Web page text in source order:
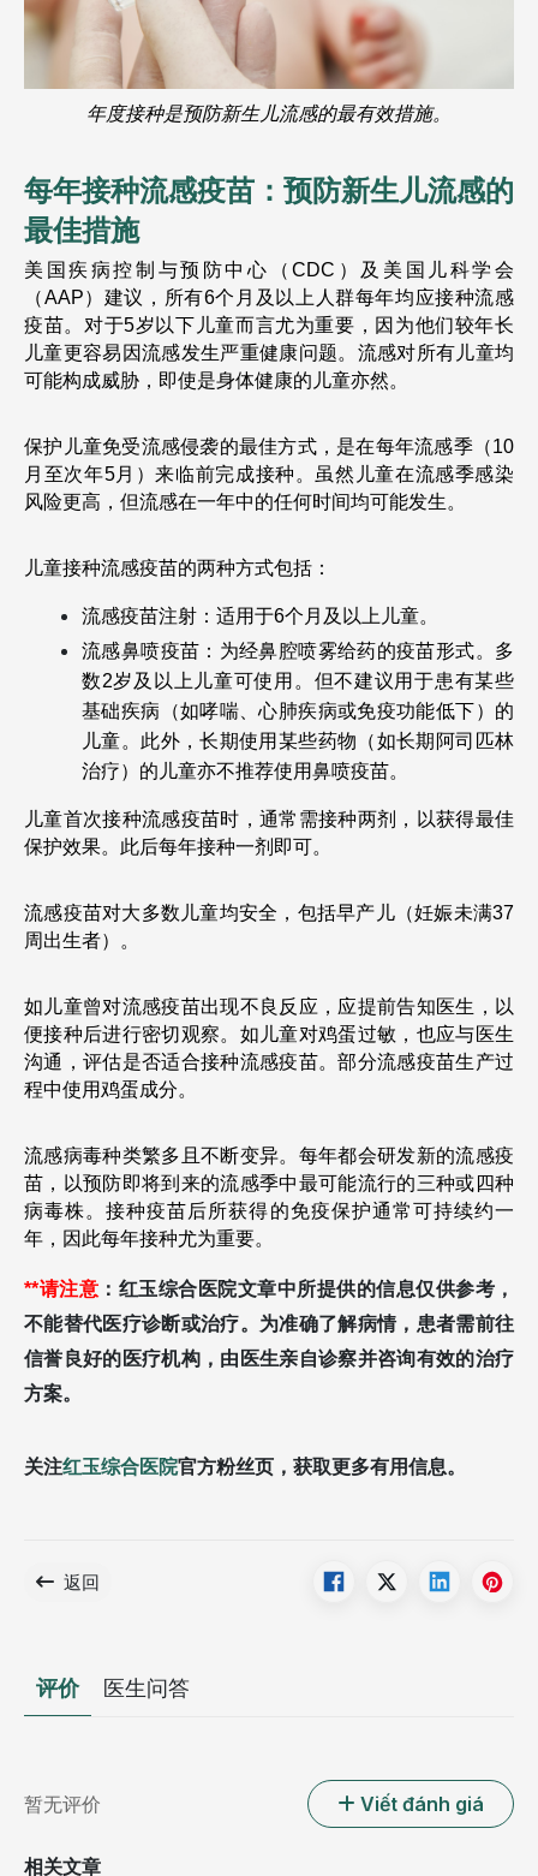
年度接种是预防新生儿流感的最有效措施。
每年接种流感疫苗：预防新生儿流感的
最佳措施
美国疾病控制与预防中心（CDC）及美国儿科学会
（AAP）建议，所有6个月及以上人群每年均应接种流感
疫苗。对于5岁以下儿童而言尤为重要，因为他们较年长
儿童更容易因流感发生严重健康问题。流感对所有儿童均
可能构成威胁，即使是身体健康的儿童亦然。
保护儿童免受流感侵袭的最佳方式，是在每年流感季（10
月至次年5月）来临前完成接种。虽然儿童在流感季感染
风险更高，但流感在一年中的任何时间均可能发生。
儿童接种流感疫苗的两种方式包括：
流感疫苗注射：适用于6个月及以上儿童。
流感鼻喷疫苗：为经鼻腔喷雾给药的疫苗形式。多
数2岁及以上儿童可使用。但不建议用于患有某些
基础疾病（如哮喘、心肺疾病或免疫功能低下）的
儿童。此外，长期使用某些药物（如长期阿司匹林
治疗）的儿童亦不推荐使用鼻喷疫苗。
儿童首次接种流感疫苗时，通常需接种两剂，以获得最佳
保护效果。此后每年接种一剂即可。
流感疫苗对大多数儿童均安全，包括早产儿（妊娠未满37
周出生者）。
如儿童曾对流感疫苗出现不良反应，应提前告知医生，以
便接种后进行密切观察。如儿童对鸡蛋过敏，也应与医生
沟通，评估是否适合接种流感疫苗。部分流感疫苗生产过
程中使用鸡蛋成分。
流感病毒种类繁多且不断变异。每年都会研发新的流感疫
苗，以预防即将到来的流感季中最可能流行的三种或四种
病毒株。接种疫苗后所获得的免疫保护通常可持续约一
年，因此每年接种尤为重要。
**请注意 ：红玉综合医院文章中所提供的信息仅供参考，
不能替代医疗诊断或治疗。为准确了解病情，患者需前往
信誉良好的医疗机构，由医生亲自诊察并咨询有效的治疗
方案。
关注红玉综合医院官方粉丝页，获取更多有用信息。
返回
评价 医生问答
暂无评价 Viết đánh giá
相关文章